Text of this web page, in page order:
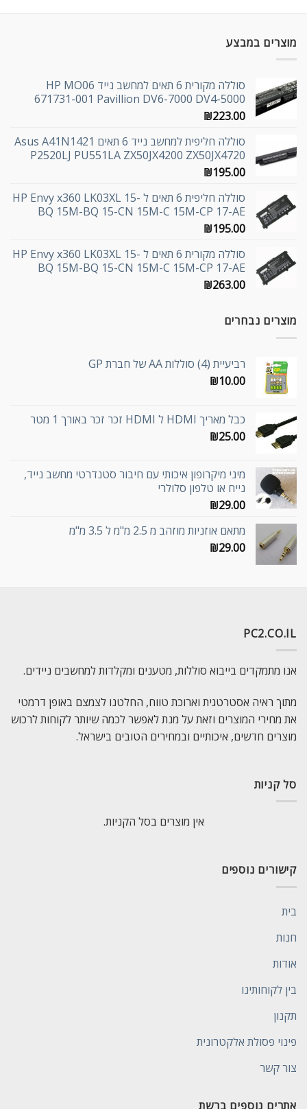
מוצרים במבצע
סוללה מקורית 6 תאים למחשב נייד HP MO06
671731-001 Pavillion DV6-7000 DV4-5000
₪223.00
סוללה חליפית למחשב נייד 6 תאים Asus A41N1421
P2520LJ PU551LA ZX50JX4200 ZX50JX4720
₪195.00
סוללה חליפית 6 תאים ל HP Envy x360 LK03XL 15-
BQ 15M-BQ 15-CN 15M-C 15M-CP 17-AE
₪195.00
סוללה מקורית 6 תאים ל HP Envy x360 LK03XL 15-
BQ 15M-BQ 15-CN 15M-C 15M-CP 17-AE
₪263.00
מוצרים נבחרים
רביעיית (4) סוללות AA של חברת GP
₪10.00
כבל מאריך HDMI ל HDMI זכר זכר באורך 1 מטר
₪25.00
מיני מיקרופון איכותי עם חיבור סטנדרטי מחשב נייד,
נייח או טלפון סלולרי
₪29.00
מתאם אוזניות מוזהב מ 2.5 מ"מ ל 3.5 מ"מ
₪29.00
PC2.CO.IL
אנו מתמקדים בייבוא סוללות, מטענים ומקלדות למחשבים ניידים.
מתוך ראיה אסטרטגית וארוכת טווח, החלטנו לצמצם באופן דרמטי
את מחירי המוצרים וזאת על מנת לאפשר לכמה שיותר לקוחות לרכוש
מוצרים חדשים, איכותיים ובמחירים הטובים בישראל.
סל קניות
אין מוצרים בסל הקניות.
קישורים נוספים
בית
חנות
אודות
בין לקוחותינו
תקנון
פינוי פסולת אלקטרונית
צור קשר
אתרים נוספים ברשת